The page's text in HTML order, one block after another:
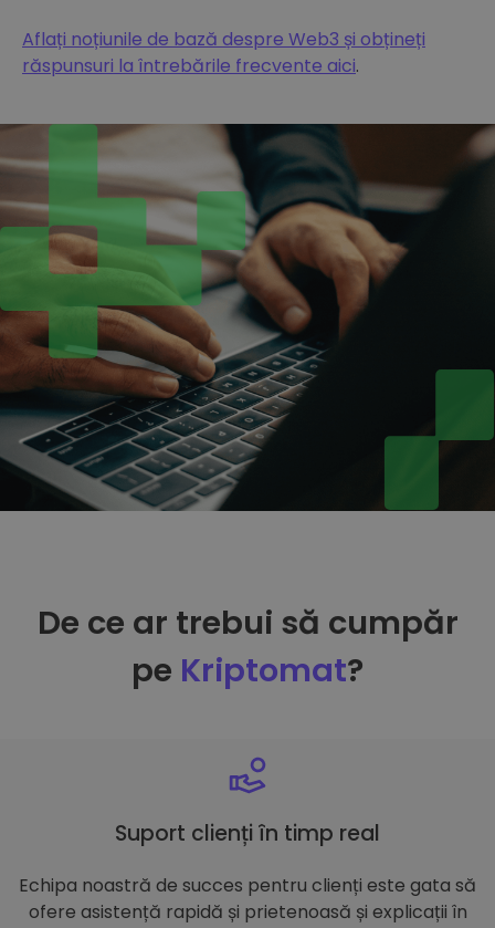
Aflați noțiunile de bază despre Web3 și obțineți
răspunsuri la întrebările frecvente aici.
De ce ar trebui să cumpăr
pe Kriptomat?
Suport clienți în timp real
Echipa noastră de succes pentru clienți este gata să
ofere asistență rapidă și prietenoasă și explicații în